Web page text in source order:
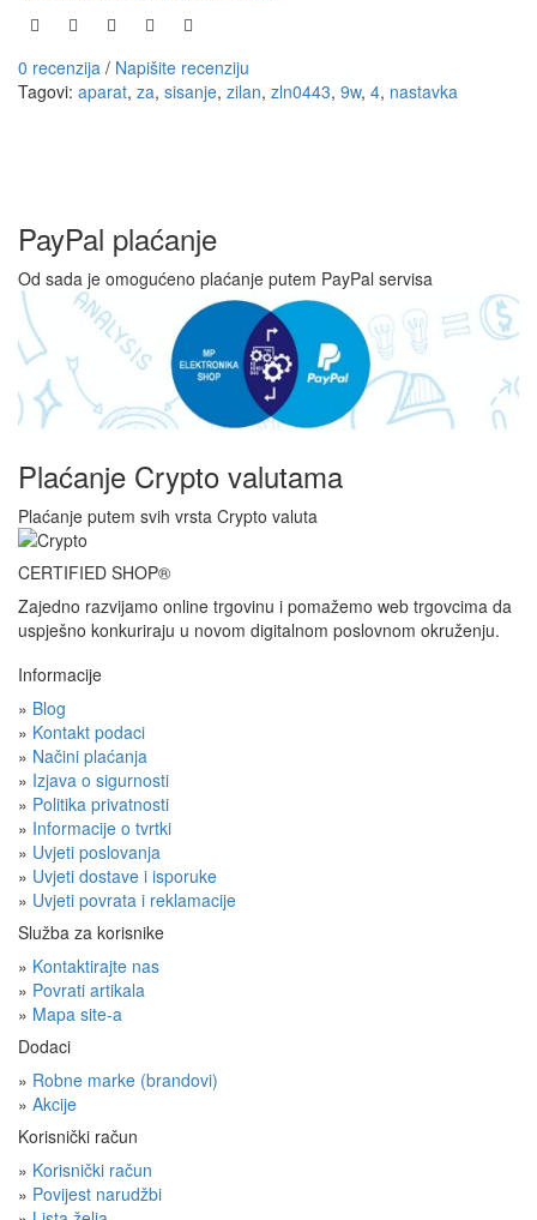
0 recenzija / Napišite recenziju
Tagovi: aparat, za, sisanje, zilan, zln0443, 9w, 4, nastavka
PayPal plaćanje
Od sada je omogućeno plaćanje putem PayPal servisa
Plaćanje Crypto valutama
Plaćanje putem svih vrsta Crypto valuta
CERTIFIED SHOP®
Zajedno razvijamo online trgovinu i pomažemo web trgovcima da
uspješno konkuriraju u novom digitalnom poslovnom okruženju.
Informacije
» Blog
» Kontakt podaci
» Načini plaćanja
» Izjava o sigurnosti
» Politika privatnosti
» Informacije o tvrtki
» Uvjeti poslovanja
» Uvjeti dostave i isporuke
» Uvjeti povrata i reklamacije
Služba za korisnike
» Kontaktirajte nas
» Povrati artikala
» Mapa site-a
Dodaci
» Robne marke (brandovi)
» Akcije
Korisnički račun
» Korisnički račun
» Povijest narudžbi